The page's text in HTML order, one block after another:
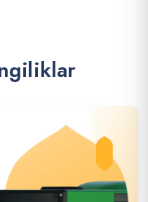
giliklar